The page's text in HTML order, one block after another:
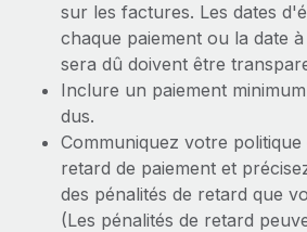
sur les factures. Les dates
chaque paiement ou la date
sera dû doivent être
Inclure un paiement
dus.
Communiquez votre politique
retard de paiement et
des pénalités de retard que
(Les pénalités de retard